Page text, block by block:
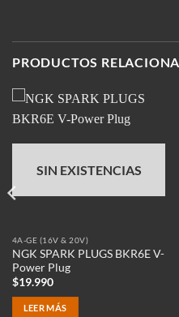
PRODUCTOS
SIN EXISTENCIAS
4A-GE (16V & 20V)
NGK SPARK PLUGS BKR6E V-
Power Plug
$19.990
LEER MÁS